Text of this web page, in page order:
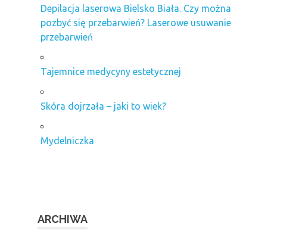
Depilacja laserowa Bielsko Biała. Czy można
pozbyć się przebarwień? Laserowe usuwanie
przebarwień
Tajemnice medycyny estetycznej
Skóra dojrzała – jaki to wiek?
Mydelniczka
ARCHIWA